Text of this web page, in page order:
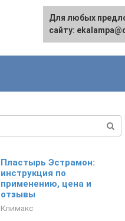
Пластырь Эстрамон:
инструкция по
применению, цена и
отзывы
Климакс
Для любых
сайту: